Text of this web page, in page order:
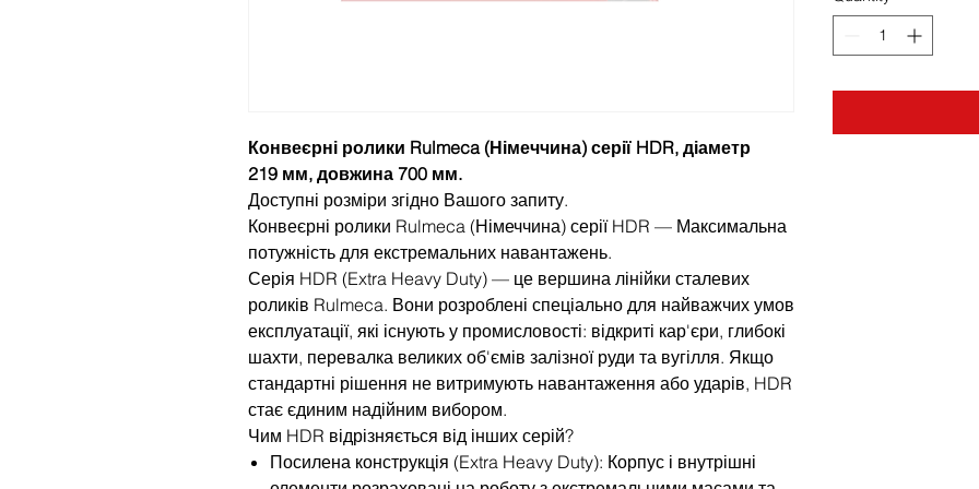
Конвеєрні ролики Rulmeca (Німеччина) серії HDR, діаметр
219 мм, довжина 700 мм.
Доступні розміри згідно Вашого запиту.
Конвеєрні ролики Rulmeca (Німеччина) серії HDR — Максимальна
потужність для екстремальних навантажень.
Серія HDR (Extra Heavy Duty) — це вершина лінійки сталевих
роликів Rulmeca. Вони розроблені спеціально для найважчих умов
експлуатації, які існують у промисловості: відкриті кар'єри, глибокі
шахти, перевалка великих об'ємів залізної руди та вугілля. Якщо
стандартні рішення не витримують навантаження або ударів, HDR
стає єдиним надійним вибором.
Чим HDR відрізняється від інших серій?
Посилена конструкція (Extra Heavy Duty): Корпус і внутрішні